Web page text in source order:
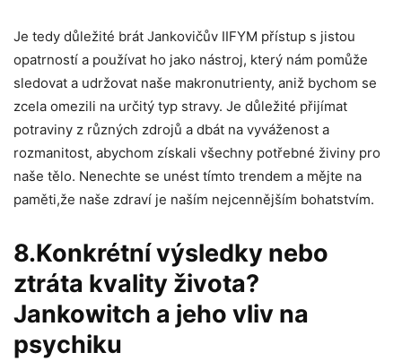
Je tedy důležité brát Jankovičův IIFYM přístup s jistou
opatrností a používat ho jako nástroj, který nám pomůže
sledovat a udržovat naše makronutrienty, aniž bychom se
zcela omezili na určitý typ stravy. Je důležité přijímat
potraviny z různých zdrojů a dbát na vyváženost a
rozmanitost, abychom získali všechny potřebné živiny pro
naše tělo. Nenechte se unést tímto trendem a mějte na
paměti,že naše zdraví je naším nejcennějším bohatstvím.
8.Konkrétní výsledky nebo
ztráta kvality života?
Jankowitch a jeho vliv na
psychiku